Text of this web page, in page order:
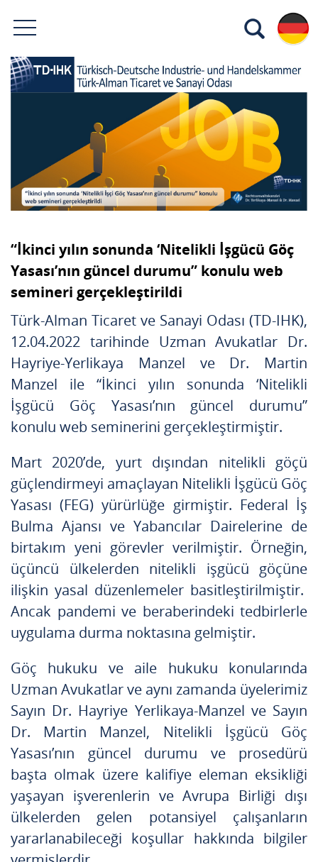
“İkinci yılın sonunda ‘Nitelikli İşgücü Göç
Yasası’nın güncel durumu” konulu web
semineri gerçekleştirildi
Türk-Alman Ticaret ve Sanayi Odası (TD-IHK),
12.04.2022 tarihinde Uzman Avukatlar Dr.
Hayriye-Yerlikaya Manzel ve Dr. Martin
Manzel ile “İkinci yılın sonunda ‘Nitelikli
İşgücü Göç Yasası’nın güncel durumu”
konulu web seminerini gerçekleştirmiştir.
Mart 2020’de, yurt dışından nitelikli göçü
güçlendirmeyi amaçlayan Nitelikli İşgücü Göç
Yasası (FEG) yürürlüğe girmiştir. Federal İş
Bulma Ajansı ve Yabancılar Dairelerine de
birtakım yeni görevler verilmiştir. Örneğin,
üçüncü ülkelerden nitelikli işgücü göçüne
ilişkin yasal düzenlemeler basitleştirilmiştir.
Ancak pandemi ve beraberindeki tedbirlerle
uygulama durma noktasına gelmiştir.
Göç hukuku ve aile hukuku konularında
Uzman Avukatlar ve aynı zamanda üyelerimiz
Sayın Dr. Hayriye Yerlikaya-Manzel ve Sayın
Dr. Martin Manzel, Nitelikli İşgücü Göç
Yasası’nın güncel durumu ve prosedürü
başta olmak üzere kalifiye eleman eksikliği
yaşayan işverenlerin ve Avrupa Birliği dışı
ülkelerden gelen potansiyel çalışanların
yararlanabileceği koşullar hakkında bilgiler